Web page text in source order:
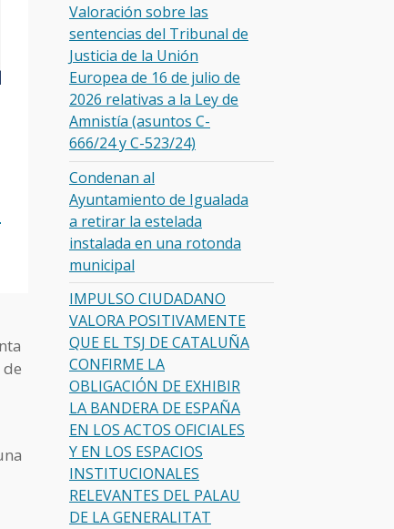
Valoración sobre las
sentencias del Tribunal de
Justicia de la Unión
Europea de 16 de julio de
2026 relativas a la Ley de
Amnistía (asuntos C-
666/24 y C-523/24)
Condenan al
Ayuntamiento de Igualada
a retirar la estelada
instalada en una rotonda
municipal
IMPULSO CIUDADANO
VALORA POSITIVAMENTE
QUE EL TSJ DE CATALUÑA
CONFIRME LA
OBLIGACIÓN DE EXHIBIR
LA BANDERA DE ESPAÑA
EN LOS ACTOS OFICIALES
Y EN LOS ESPACIOS
INSTITUCIONALES
RELEVANTES DEL PALAU
DE LA GENERALITAT